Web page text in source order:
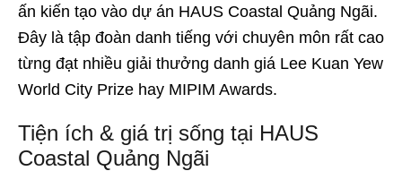
ấn kiến tạo vào dự án HAUS Coastal Quảng Ngãi.
Đây là tập đoàn danh tiếng với chuyên môn rất cao
từng đạt nhiều giải thưởng danh giá Lee Kuan Yew
World City Prize hay MIPIM Awards.
Tiện ích & giá trị sống tại HAUS
Coastal Quảng Ngãi